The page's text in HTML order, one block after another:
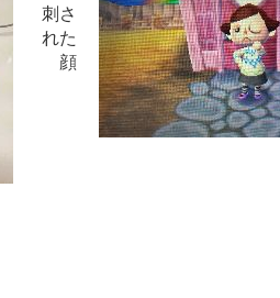
刺さ
れた
顔